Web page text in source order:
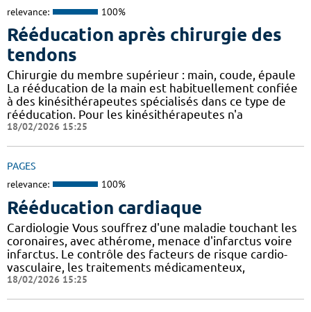
relevance: 100%
Rééducation après chirurgie des
tendons
Chirurgie du membre supérieur : main, coude, épaule
La rééducation de la main est habituellement confiée
à des kinésithérapeutes spécialisés dans ce type de
rééducation. Pour les kinésithérapeutes n'a
18/02/2026 15:25
PAGES
relevance: 100%
Rééducation cardiaque
Cardiologie Vous souffrez d'une maladie touchant les
coronaires, avec athérome, menace d'infarctus voire
infarctus. Le contrôle des facteurs de risque cardio-
vasculaire, les traitements médicamenteux,
18/02/2026 15:25